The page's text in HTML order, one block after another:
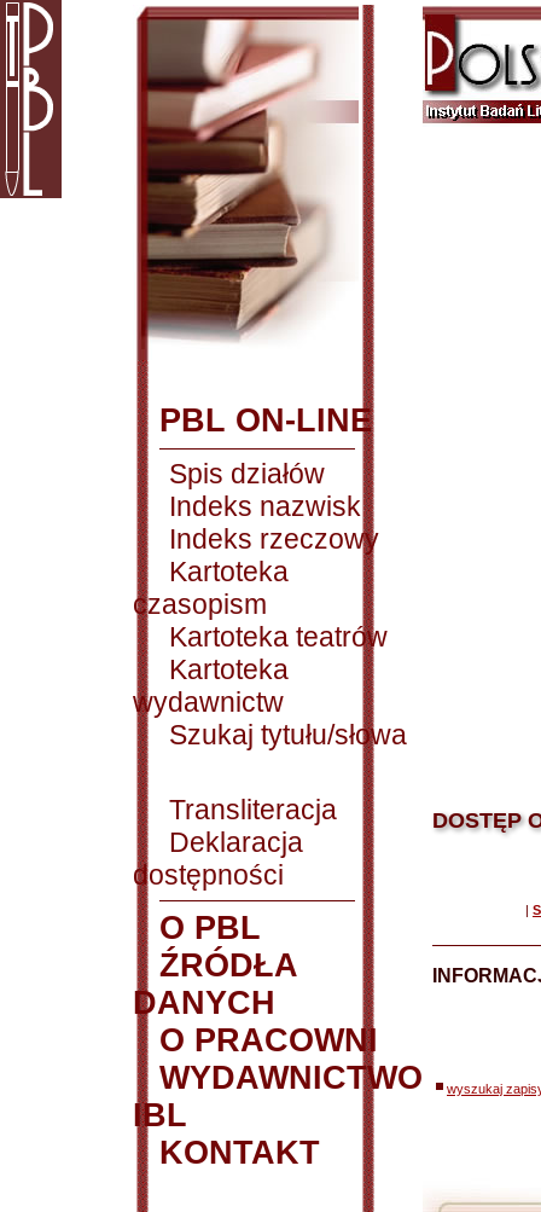
PBL ON-LINE
Spis działów
Indeks nazwisk
Indeks rzeczowy
Kartoteka
czasopism
Kartoteka teatrów
Kartoteka
wydawnictw
Szukaj tytułu/słowa
Transliteracja
Deklaracja
dostępności
O PBL
ŹRÓDŁA
DANYCH
O PRACOWNI
WYDAWNICTWO
IBL
KONTAKT
DOSTĘP
|
wyszukaj